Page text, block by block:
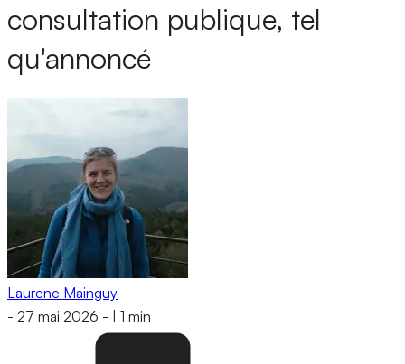
consultation publique, tel
qu'annoncé
Laurene Mainguy
- 27 mai 2026 - 1 min